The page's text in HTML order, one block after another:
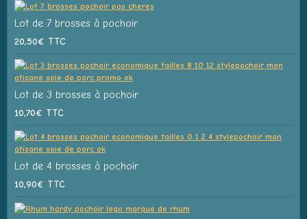
Lot de 7 brosses à pochoir
20,50€ TTC
Lot de 3 brosses à pochoir
10,70€ TTC
Lot de 4 brosses à pochoir
10,90€ TTC